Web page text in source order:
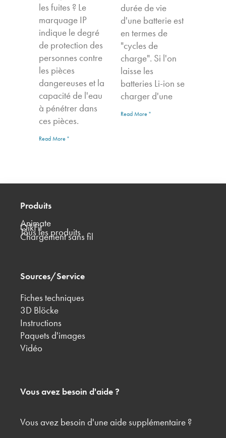
les fuites ? Le
marquage IP
indique le degré
de protection des
personnes contre
les pièces
dangereuses et la
capacité de l'eau
à pénétrer dans
ces pièces.
Read More "
durée de vie
d'une batterie est
en termes de
"cycles de
charge". Si l'on
laisse les
batteries Li-ion se
charger d'une
Read More "
Produits
Animate
QikFit
Tous les produits
Chargement sans fil
Sources/Service
Fiches techniques
3D Blöcke
Instructions
Paquets d'images
Vidéo
Vous avez besoin d'aide ?
Vous avez besoin d'une aide supplémentaire ?